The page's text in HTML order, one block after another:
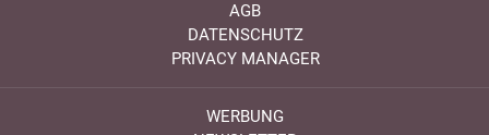
AGB
DATENSCHUTZ
PRIVACY MANAGER
WERBUNG